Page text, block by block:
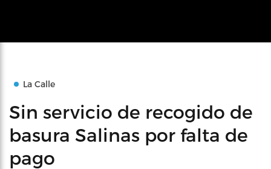
La Calle
Sin servicio de recogido de
basura Salinas por falta de
pago